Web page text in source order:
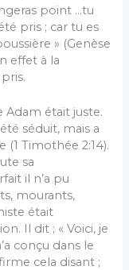
point …tu
pris ; car tu es
» (Genèse
effet à la
était juste.
séduit, mais a
Timothée 2:14).
sa
il n’a pu
mourants,
était
Il dit ; « Voici, je
conçu dans le
cela disant ;